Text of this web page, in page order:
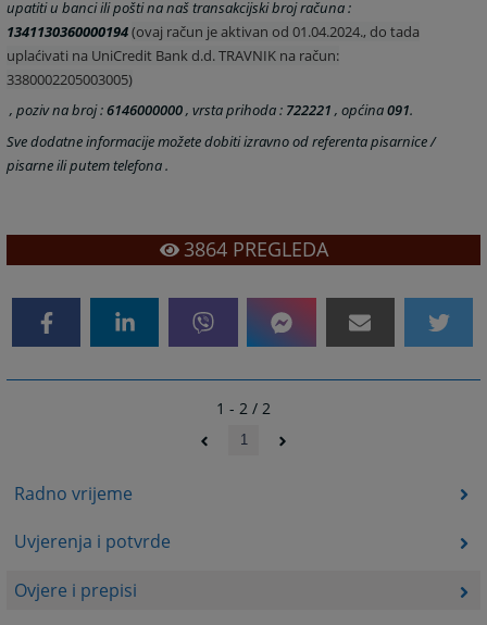
Radno vrijeme
Uvjerenja i potvrde
Ovjere i prepisi
upatiti u banci ili pošti na naš transakcijski broj računa :
1341130360000194(ovaj račun je aktivan od 01.04.2024., do tada
uplaćivati na UniCredit Bank d.d. TRAVNIK na račun:
3380002205003005)
, poziv na broj :6146000000, vrsta prihoda : 722221 , općina091.
Sve dodatne informacijemožetedobiti izravno od referenta pisarnice /
pisarne ili putem telefona .
3864PREGLEDA
1 - 2 / 2
1